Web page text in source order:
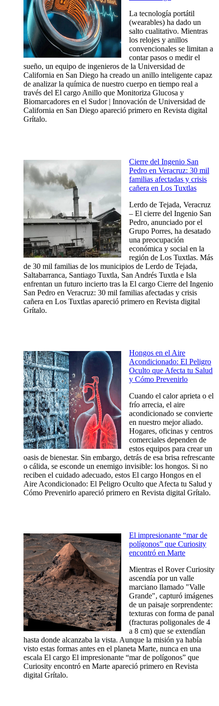
La tecnología portátil
(wearables) ha dado un
salto cualitativo. Mientras
los relojes y anillos
convencionales se limitan a
contar pasos o medir el
sueño, un equipo de ingenieros de la Universidad de
California en San Diego ha creado un anillo inteligente capaz
de analizar la química de nuestro cuerpo en tiempo real a
través del El cargo Anillo que Monitoriza Glucosa y
Biomarcadores en el Sudor | Innovación de Universidad de
California en San Diego apareció primero en Revista digital
Grítalo.
Cierre del Ingenio San
Pedro en Veracruz: 30 mil
familias afectadas y crisis
cañera en Los Tuxtlas
Lerdo de Tejada, Veracruz
– El cierre del Ingenio San
Pedro, anunciado por el
Grupo Porres, ha desatado
una preocupación
económica y social en la
región de Los Tuxtlas. Más
de 30 mil familias de los municipios de Lerdo de Tejada,
Saltabarranca, Santiago Tuxtla, San Andrés Tuxtla e Isla
enfrentan un futuro incierto tras la El cargo Cierre del Ingenio
San Pedro en Veracruz: 30 mil familias afectadas y crisis
cañera en Los Tuxtlas apareció primero en Revista digital
Grítalo.
Hongos en el Aire
Acondicionado: El Peligro
Oculto que Afecta tu Salud
y Cómo Prevenirlo
Cuando el calor aprieta o el
frío arrecia, el aire
acondicionado se convierte
en nuestro mejor aliado.
Hogares, oficinas y centros
comerciales dependen de
estos equipos para crear un
oasis de bienestar. Sin embargo, detrás de esa brisa refrescante
o cálida, se esconde un enemigo invisible: los hongos. Si no
reciben el cuidado adecuado, estos El cargo Hongos en el
Aire Acondicionado: El Peligro Oculto que Afecta tu Salud y
Cómo Prevenirlo apareció primero en Revista digital Grítalo.
El impresionante “mar de
polígonos” que Curiosity
encontró en Marte
Mientras el Rover Curiosity
ascendía por un valle
marciano llamado "Valle
Grande", capturó imágenes
de un paisaje sorprendente:
texturas con forma de panal
(fracturas poligonales de 4
a 8 cm) que se extendían
hasta donde alcanzaba la vista. Aunque la misión ya había
visto estas formas antes en el planeta Marte, nunca en una
escala El cargo El impresionante “mar de polígonos” que
Curiosity encontró en Marte apareció primero en Revista
digital Grítalo.